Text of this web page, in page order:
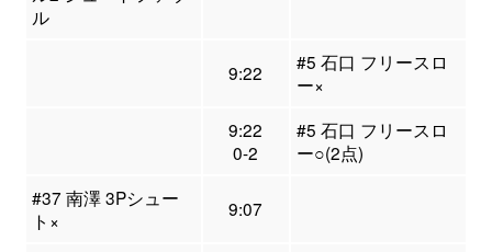
ル
9:22
#5 石口 フリースロ
ー×
9:22
0-2
#5 石口 フリースロ
ー○(2点)
#37 南澤 3Pシュー
ト×
9:07